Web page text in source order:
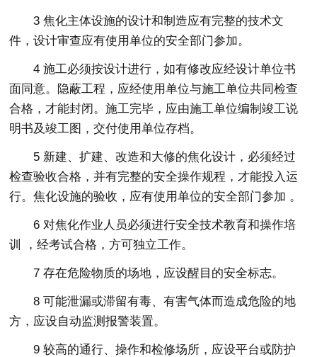
3 焦化主体设施的设计和制造应有完整的技术文
件，设计审查应有使用单位的安全部门参加。
4 施工必须按设计进行，如有修改应经设计单位书
面同意。隐蔽工程，应经使用单位与施工单位共同检查
合格，才能封闭。施工完毕，应由施工单位编制竣工说
明书及竣工图，交付使用单位存档。
5 新建、扩建、改造和大修的焦化设计，必须经过
检查验收合格，并有完整的安全操作规程，才能投入运
行。焦化设施的验收，应有使用单位的安全部门参加 。
6 对焦化作业人员必须进行安全技术教育和操作培
训 ，经考试合格，方可独立工作。
7 存在危险物质的场地，应设醒目的安全标志。
8 可能泄漏或滞留有毒、有害气体而造成危险的地
方，应设自动监测报警装置。
9 较高的通行、操作和检修场所，应设平台或防护